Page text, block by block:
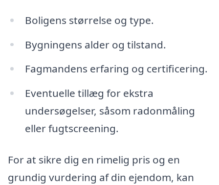
Boligens størrelse og type.
Bygningens alder og tilstand.
Fagmandens erfaring og certificering.
Eventuelle tillæg for ekstra
undersøgelser, såsom radonmåling
eller fugtscreening.
For at sikre dig en rimelig pris og en
grundig vurdering af din ejendom, kan